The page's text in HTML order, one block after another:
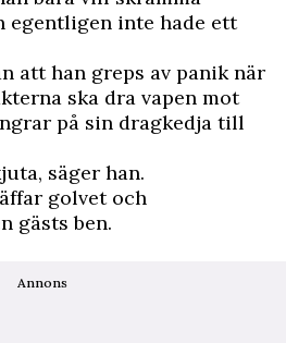
egentligen inte hade ett
att han greps av panik när
ska dra vapen mot
på sin dragkedja till
säger han.
golvet och
gästs ben.
Annons